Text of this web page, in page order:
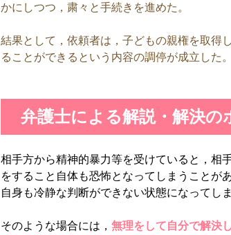
かにしつつ，粛々と手続きを進めた。
結果として，依頼者は，子どもの親権を取得
ることができるという内容の調停が成立した。
弁護士による解説・解決の
相手方から精神的暴力等を受けていると，相
をすること自体も恐怖となってしまうことが
自身も冷静な判断ができない状態になってし
そのような場合には， 無理をして自分で解決